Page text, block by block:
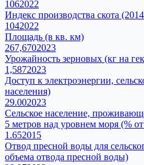
1062022
Индекс производства скота
1042022
Площадь (в кв. км)
267,6702023
Урожайность зерновых (кг на
1,5872023
Доступ к электроэнергии,
населения)
29.002023
Сельское население,
5 метров над уровнем моря (%
1.652015
Отвод пресной воды для
объема отвода пресной воды)